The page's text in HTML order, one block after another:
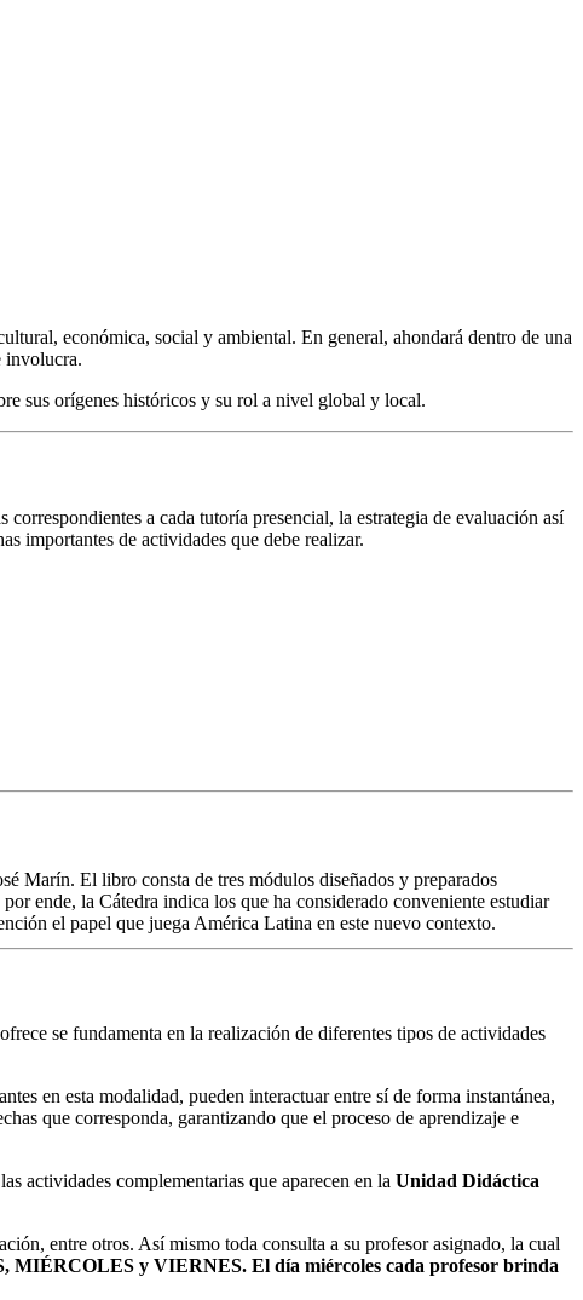
económica, social y ambiental. En general, ahondará dentro de una
involucra.
sus orígenes históricos y su rol a nivel global y local.
a cada tutoría presencial, la estrategia de evaluación así
importantes de actividades que debe realizar.
Marín. El libro consta de tres módulos diseñados y preparados
ende, la Cátedra indica los que ha considerado conveniente estudiar
el papel que juega América Latina en este nuevo contexto.
se fundamenta en la realización de diferentes tipos de actividades
en esta modalidad, pueden interactuar entre sí de forma instantánea,
que corresponda, garantizando que el proceso de aprendizaje e
actividades complementarias que aparecen en la Unidad Didáctica
entre otros. Así mismo toda consulta a su profesor asignado, la cual
MIÉRCOLES y VIERNES. El día miércoles cada profesor brinda